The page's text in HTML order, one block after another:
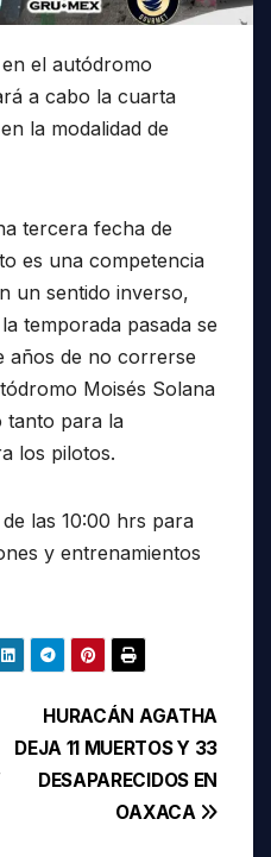
el autódromo
a cabo la cuarta
la modalidad de
tercera fecha de
es una competencia
un sentido inverso,
temporada pasada se
años de no correrse
Moisés Solana
tanto para la
los pilotos.
las 10:00 hrs para
y entrenamientos
HURACÁN AGATHA
DEJA 11 MUERTOS Y 33
DESAPARECIDOS EN
OAXACA